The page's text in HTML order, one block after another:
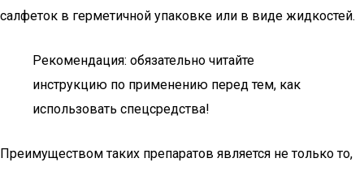
салфеток в герметичной упаковке или в виде жидкостей.
Рекомендация: обязательно читайте
инструкцию по применению перед тем, как
использовать спецсредства!
Преимуществом таких препаратов является не только то,